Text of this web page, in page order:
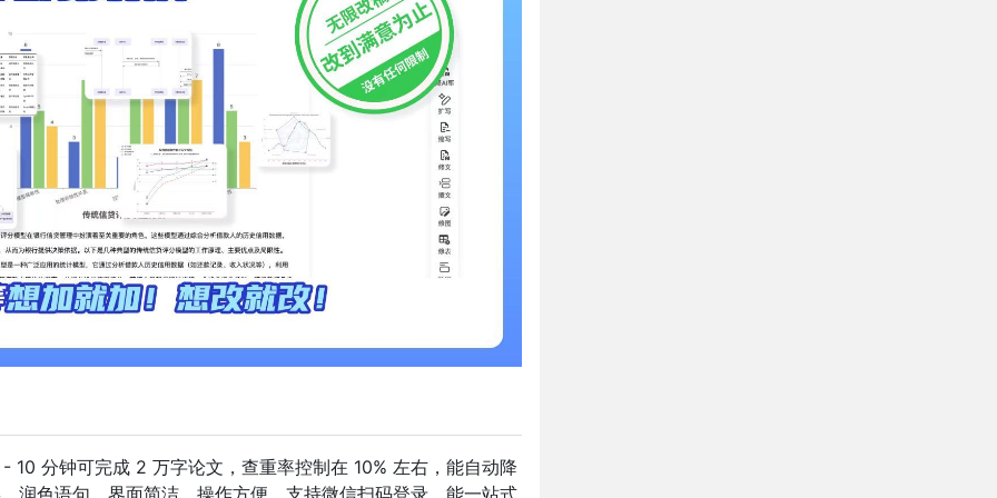
10 分钟可完成 2 万字论文，查重率控制在 10% 左右，能自动降
润色语句。界面简洁，操作方便，支持微信扫码登录，能一站式